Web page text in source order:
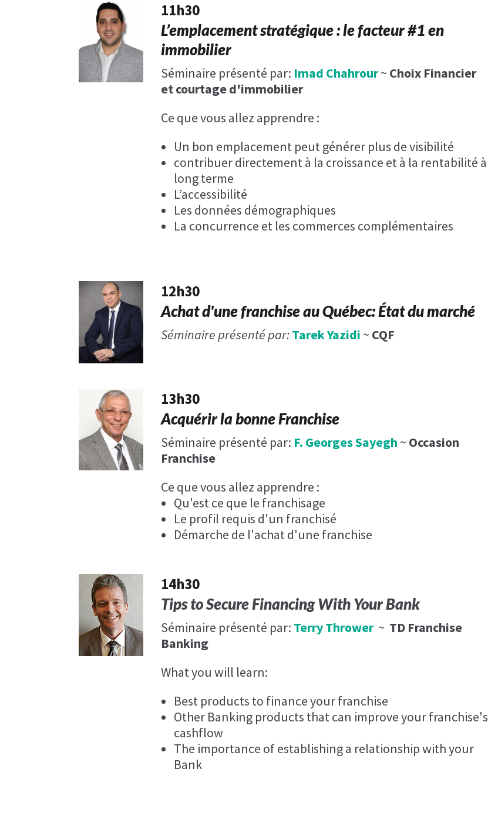
11h30
L’emplacement stratégique : le facteur #1 en
immobilier
Séminaire présenté par: Imad Chahrour~ Choix Financier
et courtage d'immobilier
Ce que vous allez apprendre :
Un bon emplacement peut générer plus de visibilité
contribuer directement à la croissance et à la rentabilité à
long terme
L’accessibilité
Les données démographiques
La concurrence et les commerces complémentaires
12h30
Achat d'une franchise au Québec: État du marché
Séminaire présenté par:Tarek Yazidi ~ CQF
13h30
Acquérir la bonne Franchise​
Séminaire présenté par: F. Georges Sayegh ~ Occasion
Franchise
Ce que vous allez apprendre :
Qu'est ce que le franchisage
Le profil requis d'un franchisé
Démarche de l'achat d'une franchise
14h30
Tips to Secure Financing With Your Bank
Séminaire présenté par: Terry Thrower~ TD Franchise
Banking
What you will learn:
Best products to finance your franchise
Other Banking products that can improve your franchise's
cashflow
The importance of establishing a relationship with your
Bank